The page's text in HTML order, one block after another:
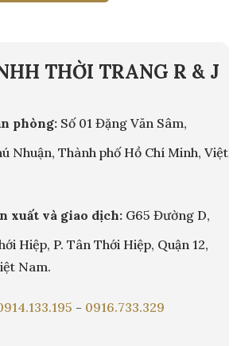
THỜI TRANG R & J
phòng: Số 01 Đặng Văn Sâm,
Nhuận, Thành phố Hồ Chí Minh, Việt
xuất và giao dịch: G65 Đường D,
Hiệp, P. Tân Thới Hiệp, Quận 12,
Nam.
- 0916.733.329